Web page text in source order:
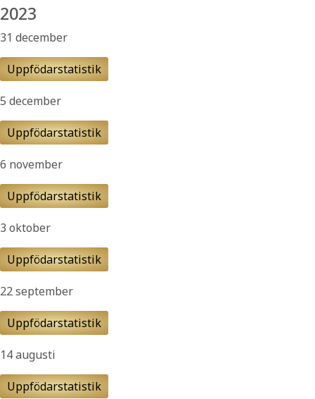
2023
31 december
Uppfödarstatistik
5 december
Uppfödarstatistik
6 november
Uppfödarstatistik
3 oktober
Uppfödarstatistik
22 september
Uppfödarstatistik
14 augusti
Uppfödarstatistik